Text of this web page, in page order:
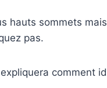
hauts sommets
pas.
comment